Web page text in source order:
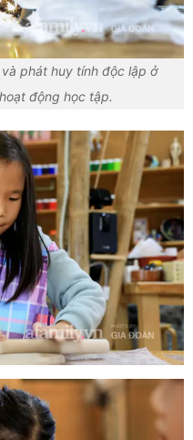
phát huy tính độc lập ở
động học tập.